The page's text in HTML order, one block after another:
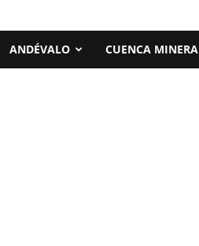
ANDÉVALO CUENCA MINERA